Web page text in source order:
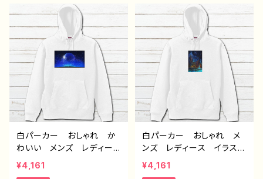
UOS OPPO ワイモバイ
ル etc. 手帳型 全機種
対応
トレーター クリエイター
絵師 オリジナル デザイ
ン グッズ タイトル：赤の
入道雲 作：J.タネダ F-5
白パーカー おしゃれ か
わいい メンズ レディー
ス イラスト 風景 綺
麗 景色 美しい エモ
¥4,161
白パーカー おしゃれ メ
ンズ レディース イラス
ト 風景 綺麗 景色 美
しい エモい かっこい
¥4,161